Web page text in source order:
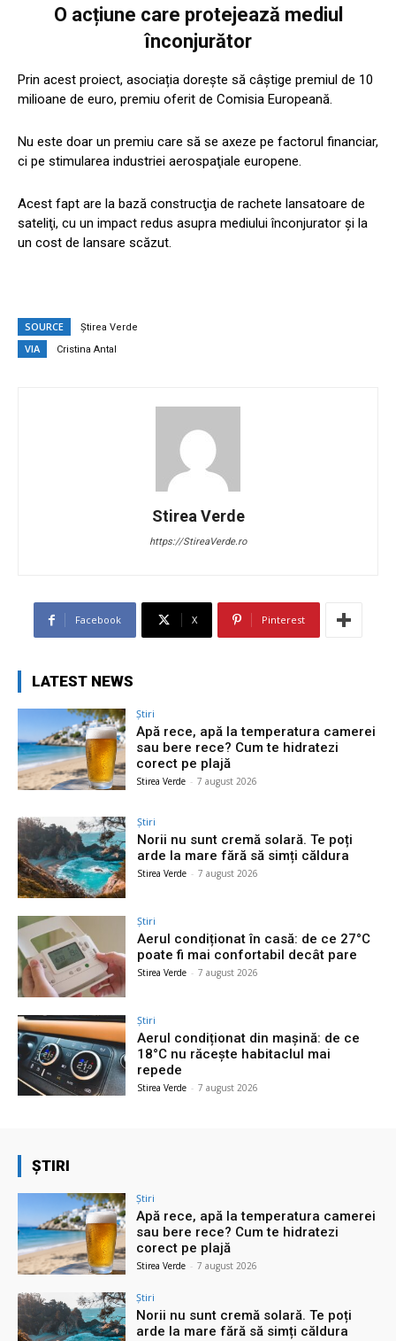
O acțiune care protejează mediul
înconjurător
Prin acest proiect, asociația doreşte să câştige premiul de 10
milioane de euro, premiu oferit de Comisia Europeană.
Nu este doar un premiu care să se axeze pe factorul financiar,
ci pe stimularea industriei aerospaţiale europene.
Acest fapt are la bază construcţia de rachete lansatoare de
sateliţi, cu un impact redus asupra mediului înconjurator şi la
un cost de lansare scăzut.
SOURCE Știrea Verde
VIA Cristina Antal
Stirea Verde
https://StireaVerde.ro
Facebook X Pinterest
LATEST NEWS
Știri
Apă rece, apă la temperatura camerei
sau bere rece? Cum te hidratezi
corect pe plajă
Stirea Verde - 7 august 2026
Știri
Norii nu sunt cremă solară. Te poți
arde la mare fără să simți căldura
Stirea Verde - 7 august 2026
Știri
Aerul condiționat în casă: de ce 27°C
poate fi mai confortabil decât pare
Stirea Verde - 7 august 2026
Știri
Aerul condiționat din mașină: de ce
18°C nu răcește habitaclul mai
repede
Stirea Verde - 7 august 2026
ȘTIRI
Știri
Apă rece, apă la temperatura camerei
sau bere rece? Cum te hidratezi
corect pe plajă
Stirea Verde - 7 august 2026
Știri
Norii nu sunt cremă solară. Te poți
arde la mare fără să simți căldura